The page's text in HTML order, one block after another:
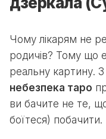
Чому лікарям не
родичів? Тому що
реальну картину.
небезпека таро
ви бачите не те,
боїтеся) побачити.